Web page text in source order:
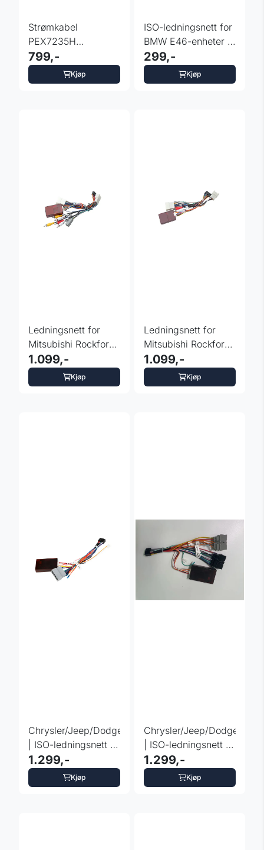
Strømkabel
PEX7235H
PEP92SPK for
LAC1731ENFS
799,-
Kjøp
ISO-ledningsnett for
BMW E46-enheter i
Rover 75 / MG ZT
299,-
Kjøp
Ledningsnett for
Mitsubishi Rockford-
forsterkersystem
1.099,-
Kjøp
Ledningsnett for
Mitsubishi Rockford-
forsterkersystem
1.099,-
Kjøp
Chrysler/Jeep/Dodge
| ISO-ledningsnett |
AK/PE51WRJL/PWRH
1.299,-
Kjøp
Chrysler/Jeep/Dodge
| ISO-ledningsnett |
AK/PE52WRJL/PWRH01
1.299,-
Kjøp